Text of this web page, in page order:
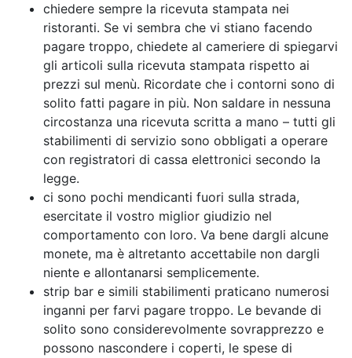
chiedere sempre la ricevuta stampata nei
ristoranti. Se vi sembra che vi stiano facendo
pagare troppo, chiedete al cameriere di spiegarvi
gli articoli sulla ricevuta stampata rispetto ai
prezzi sul menù. Ricordate che i contorni sono di
solito fatti pagare in più. Non saldare in nessuna
circostanza una ricevuta scritta a mano – tutti gli
stabilimenti di servizio sono obbligati a operare
con registratori di cassa elettronici secondo la
legge.
ci sono pochi mendicanti fuori sulla strada,
esercitate il vostro miglior giudizio nel
comportamento con loro. Va bene dargli alcune
monete, ma è altretanto accettabile non dargli
niente e allontanarsi semplicemente.
strip bar e simili stabilimenti praticano numerosi
inganni per farvi pagare troppo. Le bevande di
solito sono considerevolmente sovrapprezzo e
possono nascondere i coperti, le spese di